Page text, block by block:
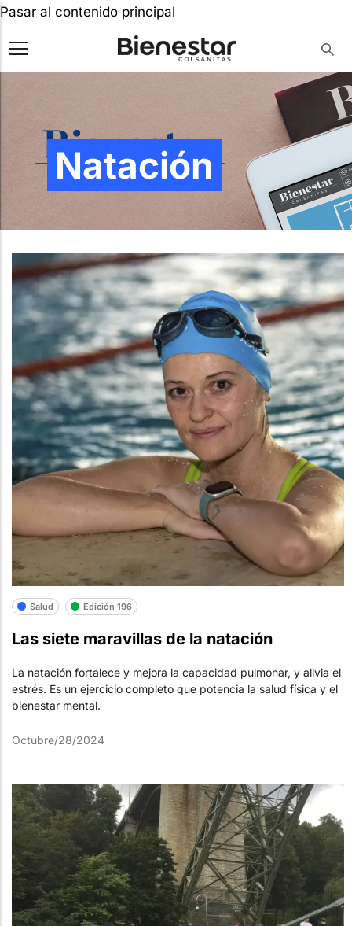
Pasar al contenido principal
Natación
Salud Edición 196
Las siete maravillas de la natación
La natación fortalece y mejora la capacidad pulmonar, y alivia el
estrés. Es un ejercicio completo que potencia la salud física y el
bienestar mental.
Octubre/28/2024